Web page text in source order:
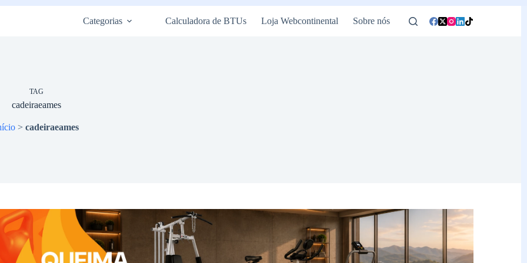
Categorias Calculadora de BTUs Loja Webcontinental Sobre nós
TAG
cadeiraeames
> cadeiraeames